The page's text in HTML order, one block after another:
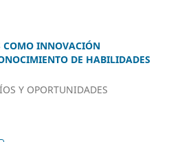
COMO INNOVACIÓN
DE HABILIDADES
Y OPORTUNIDADES